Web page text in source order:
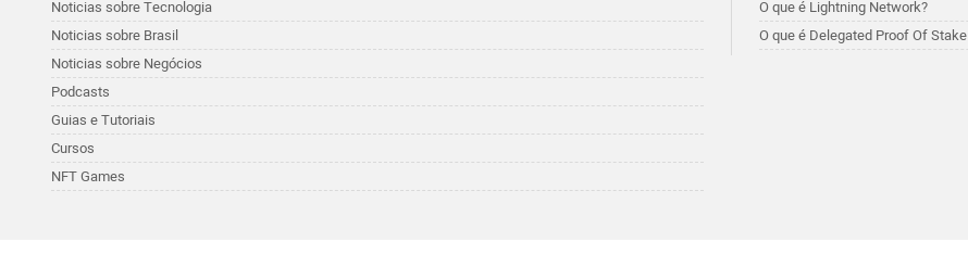
Noticias sobre Tecnologia
Noticias sobre Brasil
Noticias sobre Negócios
Podcasts
Guias e Tutoriais
Cursos
NFT Games
O que é Lightning Network?
O que é Delegated Proof Of Stake